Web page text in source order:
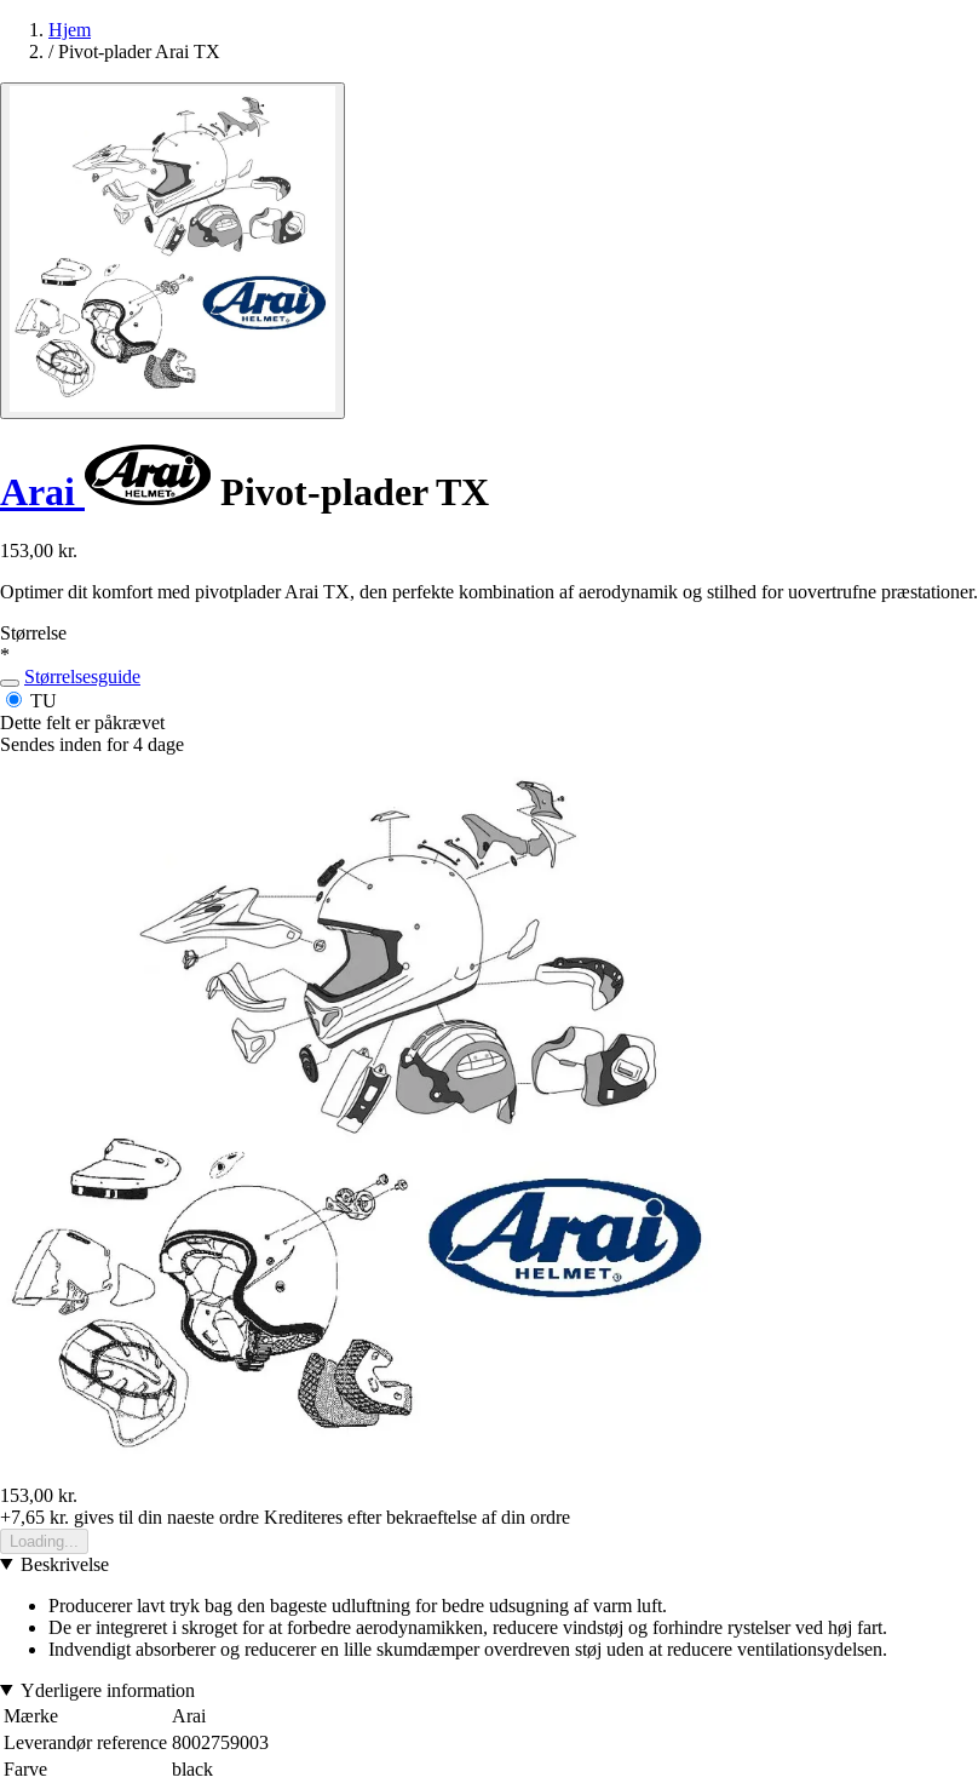
Hjem
/ Pivot-plader Arai TX
Arai Pivot-plader TX
153,00 kr.
Optimer dit komfort med pivotplader Arai TX, den perfekte kombination af aerodynamik og stilhed for uovertrufne præstationer.
Størrelse
*
Størrelsesguide
TU
Dette felt er påkrævet
Sendes inden for 4 dage
153,00 kr.
+7,65 kr. gives til din naeste ordre Krediteres efter bekraeftelse af din ordre
Loading...
Beskrivelse
Producerer lavt tryk bag den bageste udluftning for bedre udsugning af varm luft.
De er integreret i skroget for at forbedre aerodynamikken, reducere vindstøj og forhindre rystelser ved høj fart.
Indvendigt absorberer og reducerer en lille skumdæmper overdreven støj uden at reducere ventilationsydelsen.
Yderligere information
Mærke
Arai
Leverandør reference 8002759003
Farve
black